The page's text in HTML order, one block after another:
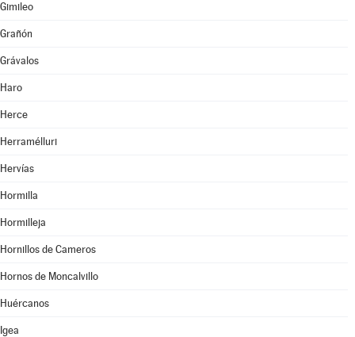
Gimileo
Grañón
Grávalos
Haro
Herce
Herramélluri
Hervías
Hormilla
Hormilleja
Hornillos de Cameros
Hornos de Moncalvillo
Huércanos
Igea